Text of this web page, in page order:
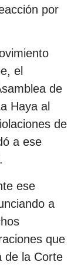
por
el
de
Haya al
de
a ese
ese
a
que
de la Corte